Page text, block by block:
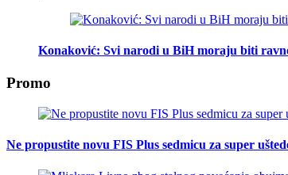
Konaković: Svi narodi u BiH moraju biti
Promo
Ne propustite novu FIS Plus sedmicu za super